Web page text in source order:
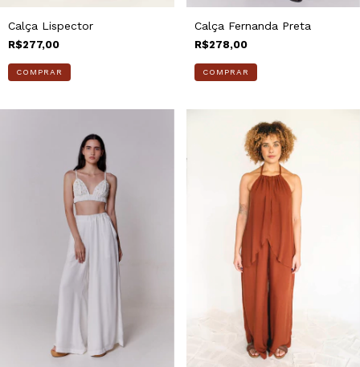
Calça Lispector
R$277,00
COMPRAR
Calça Fernanda Preta
R$278,00
COMPRAR